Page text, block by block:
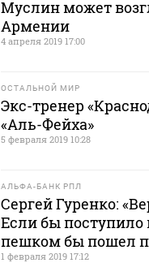
Муслин может
Армении
4 апреля 2019 17:00
ОСТАЛЬНОЙ МИР
Экс-тренер
«Аль-Фейха»
5 февраля 2019 10:28
АЛЬФА-БАНК РПЛ
Сергей Гуренко:
Если бы поступило
пешком бы пошел
1 февраля 2019 17:12